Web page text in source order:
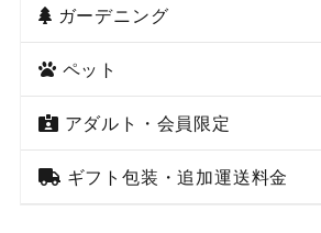
ガーデニング
ペット
アダルト・会員限定
ギフト包装・追加運送料金